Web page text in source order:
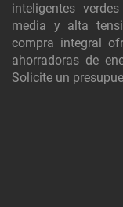
inteligentes
media y alta
compra integral
ahorradoras de
Solicite un